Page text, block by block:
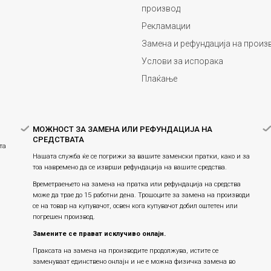
производ
Рекламации
Замена и рефундација на
Услови за испорака
Плаќање
МОЖНОСТ ЗА ЗАМЕНА ИЛИ РЕФУНДАЦИЈА НА
СРЕДСТВАТА
Нашата служба ќе се погрижи за вашите заменски пратки, како и за
тоа навремено да се изврши рефундација на вашите средства.
Времетраењето на замена на пратка или рефундацијa на средства
може да трае до 15 работни дена. Трошоците за замена на производи
се на товар на купувачот, освен кога купувачот добил оштетен или
погрешен производ.
Замените се прават исклучиво онлајн.
Праксата на замена на производите продолжува, истите се
заменуваат единствено онлајн и не е можна физичка замена во